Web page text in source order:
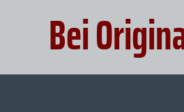
Bei